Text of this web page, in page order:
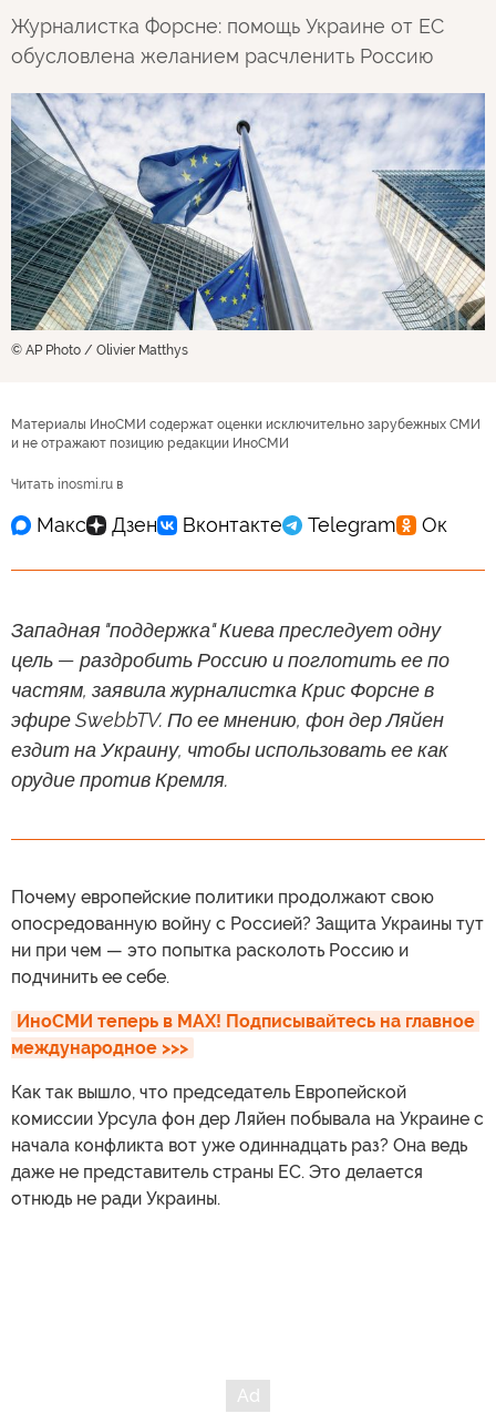
Журналистка Форсне: помощь Украине от ЕС
обусловлена желанием расчленить Россию
© AP Photo / Olivier Matthys
Материалы ИноСМИ содержат оценки исключительно зарубежных СМИ
и не отражают позицию редакции ИноСМИ
Читать inosmi.ru в
Западная "поддержка" Киева преследует одну
цель — раздробить Россию и поглотить ее по
частям, заявила журналистка Крис Форсне в
эфире SwebbTV. По ее мнению, фон дер Ляйен
ездит на Украину, чтобы использовать ее как
орудие против Кремля.
Почему европейские политики продолжают свою
опосредованную войну с Россией? Защита Украины тут
ни при чем — это попытка расколоть Россию и
подчинить ее себе.
ИноСМИ теперь в MAX! Подписывайтесь на главное
международное >>>
Как так вышло, что председатель Европейской
комиссии Урсула фон дер Ляйен побывала на Украине с
начала конфликта вот уже одиннадцать раз? Она ведь
даже не представитель страны ЕС. Это делается
отнюдь не ради Украины.